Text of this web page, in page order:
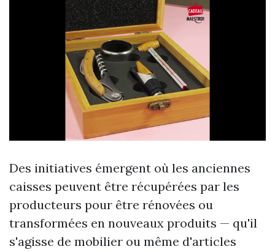
Des initiatives émergent où les anciennes
caisses peuvent être récupérées par les
producteurs pour être rénovées ou
transformées en nouveaux produits — qu'il
s'agisse de mobilier ou même d'articles